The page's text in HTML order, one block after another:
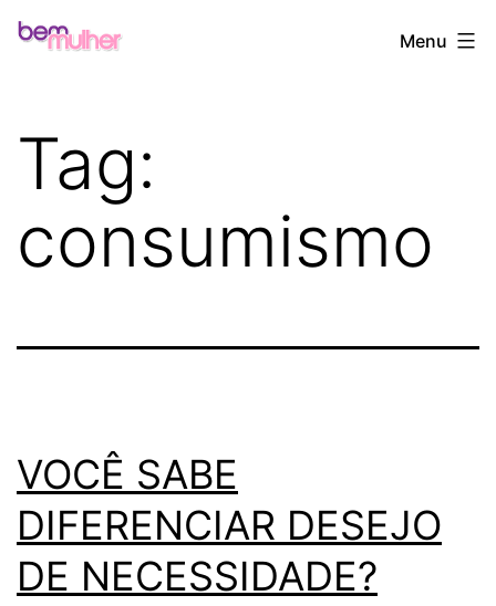
Pular
conteúdo
Bem
Menu
Tag:
consumismo
VOCÊ SABE
DIFERENCIAR DESEJO
DE NECESSIDADE?